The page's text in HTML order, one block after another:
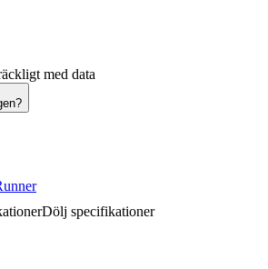
med data
Dölj specifikationer